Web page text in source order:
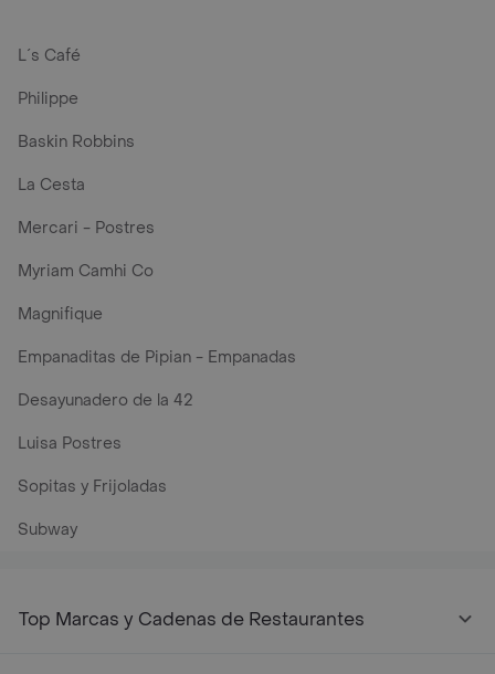
L´s Café
Philippe
Baskin Robbins
La Cesta
Mercari - Postres
Myriam Camhi Co
Magnifique
Empanaditas de Pipian - Empanadas
Desayunadero de la 42
Luisa Postres
Sopitas y Frijoladas
Subway
Top Marcas y Cadenas de Restaurantes